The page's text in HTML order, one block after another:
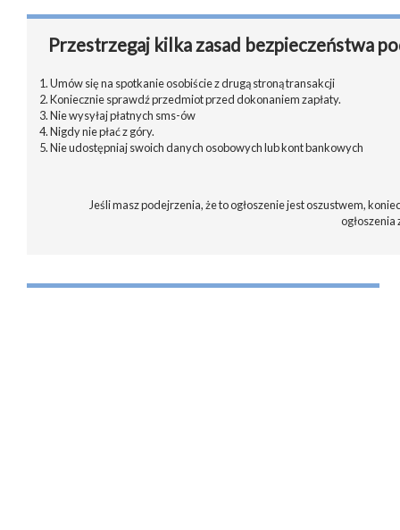
Przestrzegaj kilka zasad bezpieczeństwa
1. Umów się na spotkanie osobiście z drugą stroną transakcji
2. Koniecznie sprawdź przedmiot przed dokonaniem zapłaty.
3. Nie wysyłaj płatnych sms-ów
4. Nigdy nie płać z góry.
5. Nie udostępniaj swoich danych osobowych lub kont bankowych
Jeśli masz podejrzenia, że to ogłoszenie jest oszustwem,